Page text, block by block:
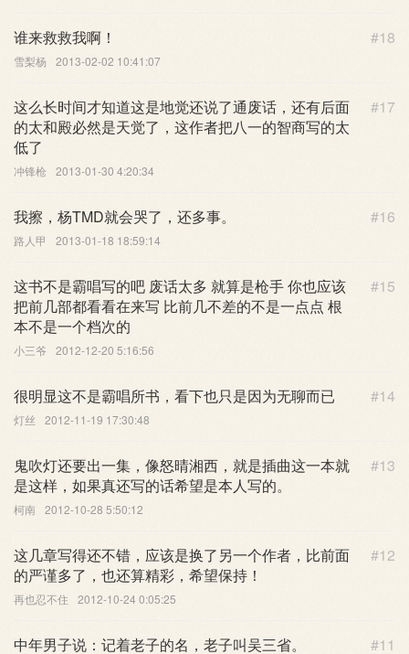
#18
谁来救救我啊！
雪梨杨 2013-02-02 10:41:07
#17
这么长时间才知道这是地觉还说了通废话，还有后面
的太和殿必然是天觉了，这作者把八一的智商写的太
低了
冲锋枪 2013-01-30 4:20:34
#16
我擦，杨TMD就会哭了，还多事。
路人甲 2013-01-18 18:59:14
#15
这书不是霸唱写的吧 废话太多 就算是枪手 你也应该
把前几部都看看在来写 比前几不差的不是一点点 根
本不是一个档次的
小三爷 2012-12-20 5:16:56
#14
很明显这不是霸唱所书，看下也只是因为无聊而已
灯丝 2012-11-19 17:30:48
#13
鬼吹灯还要出一集，像怒晴湘西，就是插曲这一本就
是这样，如果真还写的话希望是本人写的。
柯南 2012-10-28 5:50:12
#12
这几章写得还不错，应该是换了另一个作者，比前面
的严谨多了，也还算精彩，希望保持！
再也忍不住 2012-10-24 0:05:25
#11
中年男子说：记着老子的名，老子叫吴三省。